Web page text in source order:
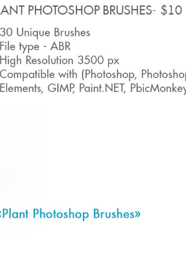
valokuvien muokkaus AI-koulutusdata